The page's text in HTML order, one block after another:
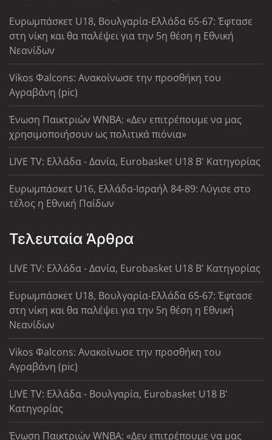
Ευρωμπάσκετ U18, Βουλγαρία-Ελλάδα 65-67: Έφτασε
στη νίκη και θα παλέψει για την 5η θέση η Εθνική
Νεανίδων
Vikos Φalcons: Ανακοίνωσε την προσθήκη του
Αγραβάνη (pic)
Ένωση Παικτριών WNBA: «Δεν επιτρέπουμε να μας
χρησιμοποιήσουν ως πολιτικά πιόνια»
LIVE TV: Ελλάδα - Δανία, Eurobasket U18 Β' Κατηγορίας
Ευρωμπάσκετ U16, Ελλάδα-Ισραήλ 84-89: Λύγισε στο
τέλος η Εθνική Παίδων
Τελευταία Άρθρα
LIVE TV: Ελλάδα - Δανία, Eurobasket U18 Β' Κατηγορίας
Ευρωμπάσκετ U18, Βουλγαρία-Ελλάδα 65-67: Έφτασε
στη νίκη και θα παλέψει για την 5η θέση η Εθνική
Νεανίδων
Vikos Φalcons: Ανακοίνωσε την προσθήκη του
Αγραβάνη (pic)
LIVE TV: Ελλάδα - Βουλγαρία, Eurobasket U18 Β'
Κατηγορίας
Ένωση Παικτριών WNBA: «Δεν επιτρέπουμε να μας